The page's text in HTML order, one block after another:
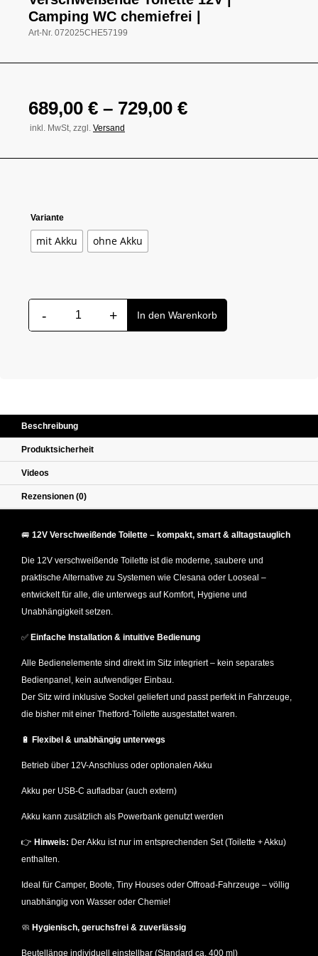
Camping WC chemiefrei |
Art-Nr. 072025CHE57199
689,00 € – 729,00 €
inkl. MwSt, zzgl. Versand
Variante
mit Akku ohne Akku
- + In den Warenkorb
Beschreibung
Produktsicherheit
Videos
Rezensionen (0)
🚐 12V Verschweißende Toilette – kompakt, smart & alltagstauglich
Die 12V verschweißende Toilette ist die moderne, saubere und
praktische Alternative zu Systemen wie Clesana oder Looseal –
entwickelt für alle, die unterwegs auf Komfort, Hygiene und
Unabhängigkeit setzen.
✅ Einfache Installation & intuitive Bedienung
Alle Bedienelemente sind direkt im Sitz integriert – kein separates
Bedienpanel, kein aufwendiger Einbau.
Der Sitz wird inklusive Sockel geliefert und passt perfekt in Fahrzeuge,
die bisher mit einer Thetford-Toilette ausgestattet waren.
🔋 Flexibel & unabhängig unterwegs
Betrieb über 12V-Anschluss oder optionalen Akku
Akku per USB-C aufladbar (auch extern)
Akku kann zusätzlich als Powerbank genutzt werden
👉 Hinweis: Der Akku ist nur im entsprechenden Set (Toilette + Akku)
enthalten.
Ideal für Camper, Boote, Tiny Houses oder Offroad-Fahrzeuge – völlig
unabhängig von Wasser oder Chemie!
🧼 Hygienisch, geruchsfrei & zuverlässig
Beutellänge individuell einstellbar (Standard ca. 400 ml)